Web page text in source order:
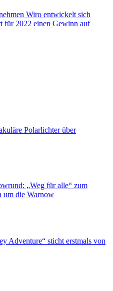
Wiro entwickelt sich
für 2022 einen Gewinn auf
Polarlichter über
„Weg für alle“ zum
um die Warnow
Adventure“ sticht erstmals von